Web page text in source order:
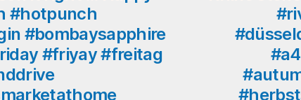
#hotpunch
#bombaysapphire
#friyay #freitag